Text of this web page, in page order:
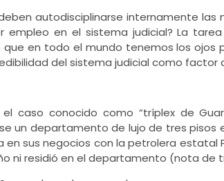
autodisciplinarse internamente
empleo en el sistema judicial? La
que en todo el mundo tenemos los ojos
del sistema judicial como
caso conocido como “tríplex de
un departamento de lujo de tres pisos
en sus negocios con la petrolera estatal
ni residió en el departamento (nota de